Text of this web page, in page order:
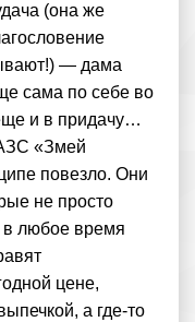
(она же
— дама
сама по себе во
и в придачу…
«Змей
повезло. Они
не просто
в любое время
цене,
а где-то